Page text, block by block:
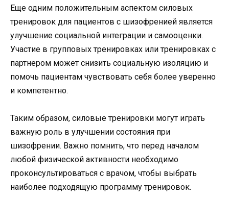
Еще одним положительным аспектом силовых
тренировок для пациентов с шизофренией является
улучшение социальной интеграции и самооценки.
Участие в групповых тренировках или тренировках с
партнером может снизить социальную изоляцию и
помочь пациентам чувствовать себя более уверенно
и компетентно.
Таким образом, силовые тренировки могут играть
важную роль в улучшении состояния при
шизофрении. Важно помнить, что перед началом
любой физической активности необходимо
проконсультироваться с врачом, чтобы выбрать
наиболее подходящую программу тренировок.